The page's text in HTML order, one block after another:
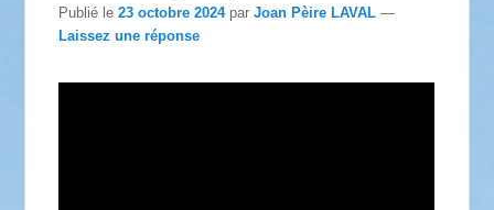
Publié le23 octobre 2024 parJoan Pèire LAVAL —
Laissez une réponse